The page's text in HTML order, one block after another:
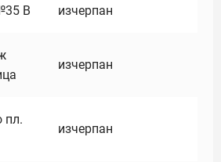
В изчерпан
изчерпан
пл.
изчерпан